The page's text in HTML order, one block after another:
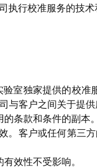
执行校准服务的技术
室独家提供的校准
与客户之间关于提供
条款和条件的副本。
客户或任何第三
效性不受影响。